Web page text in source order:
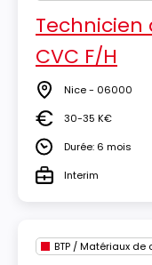
CVC F/H
Lieu Nice - 06000
Salaire30-35 K€
DuréeDurée: 6 mois
TypeInterim